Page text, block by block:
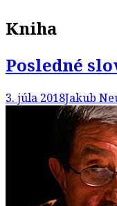
Kniha
Posledné
3. júla 2018Jakub